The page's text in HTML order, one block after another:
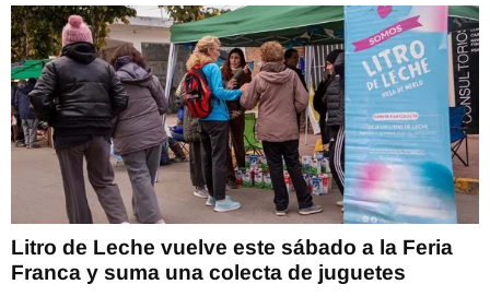
Litro de Leche vuelve este sábado a la Feria
Franca y suma una colecta de juguetes